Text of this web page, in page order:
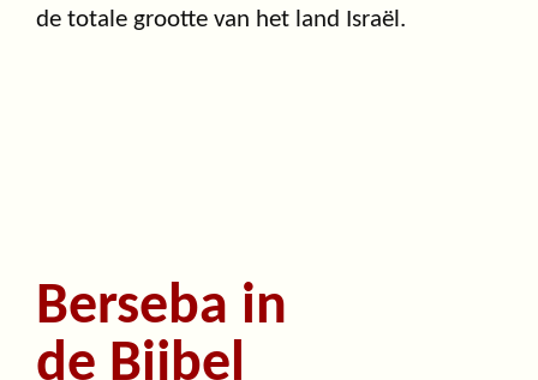
de totale grootte van het land Israël.
Berseba in
de Bijbel